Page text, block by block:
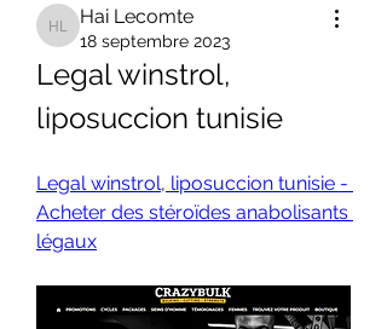
Hai Lecomte
Hai Lecomte
18 septembre 2023
Legal winstrol,
liposuccion tunisie
Legal winstrol, liposuccion tunisie -
Acheter des stéroïdes anabolisants
légaux